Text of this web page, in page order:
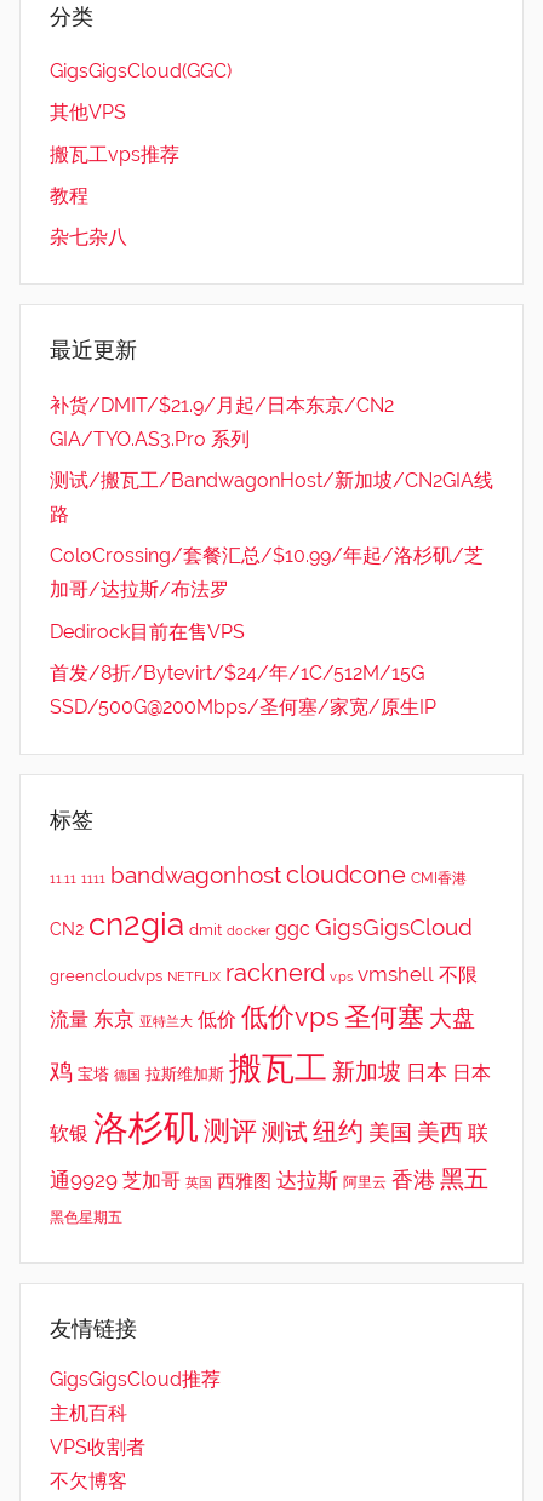
分类
GigsGigsCloud(GGC)
其他VPS
搬瓦工vps推荐
教程
杂七杂八
最近更新
补货/DMIT/$21.9/月起/日本东京/CN2
GIA/TYO.AS3.Pro 系列
测试/搬瓦工/BandwagonHost/新加坡/CN2GIA线
路
ColoCrossing/套餐汇总/$10.99/年起/洛杉矶/芝
加哥/达拉斯/布法罗
Dedirock目前在售VPS
首发/8折/Bytevirt/$24/年/1C/512M/15G
SSD/500G@200Mbps/圣何塞/家宽/原生IP
标签
11.11 1111 bandwagonhostcloudcone CMI香港
CN2 cn2gia dmit docker ggc GigsGigsCloud
greencloudvps NETFLIX racknerd v.ps vmshell 不限
流量 东京 亚特兰大 低价 低价vps 圣何塞 大盘
鸡 宝塔 德国 拉斯维加斯 搬瓦工 新加坡 日本 日本
软银 洛杉矶 测评测试纽约 美国 美西 联
通9929 芝加哥 英国 西雅图 达拉斯 阿里云 香港 黑五
黑色星期五
友情链接
GigsGigsCloud推荐
主机百科
VPS收割者
不欠博客